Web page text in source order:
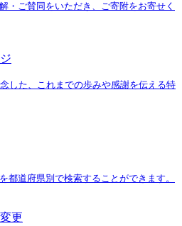
・ご賛同をいただき、ご寄附をお寄せく
した、これまでの歩みや感謝を伝える特
都道府県別で検索することができます。
更